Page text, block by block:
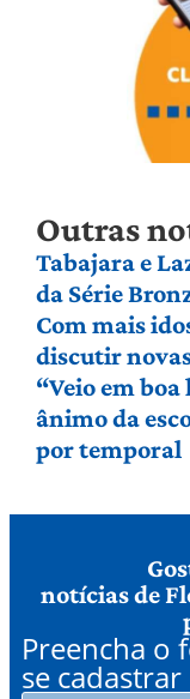
Outras
Tabajara e
da Série
Com mais
discutir
“Veio em
ânimo da
por temporal
notícias de
Preencha o
se cadastrar